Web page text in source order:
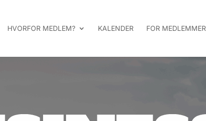
HVORFOR MEDLEM? KALENDER FOR MEDLEMMER